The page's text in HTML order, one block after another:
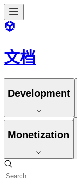
文档
Development
Monetization